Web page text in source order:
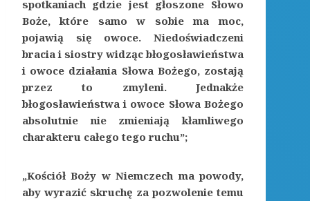
spotkaniach gdzie jest głoszone Słowo
Boże, które samo w sobie ma moc,
pojawią się owoce. Niedoświadczeni
bracia i siostry widząc błogosławieństwa
i owoce działania Słowa Bożego, zostają
przez to zmyleni. Jednakże
błogosławieństwa i owoce Słowa Bożego
absolutnie nie zmieniają kłamliwego
charakteru całego tego ruchu”;
„Kościół Boży w Niemczech ma powody,
aby wyrazić skruchę za pozwolenie temu